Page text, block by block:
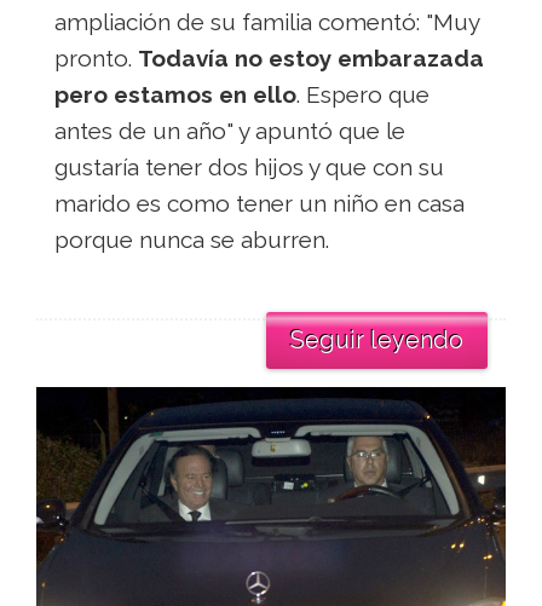
ampliación de su familia comentó: "Muy
pronto. Todavía no estoy embarazada
pero estamos en ello. Espero que
antes de un año" y apuntó que le
gustaría tener dos hijos y que con su
marido es como tener un niño en casa
porque nunca se aburren.
Seguir leyendo